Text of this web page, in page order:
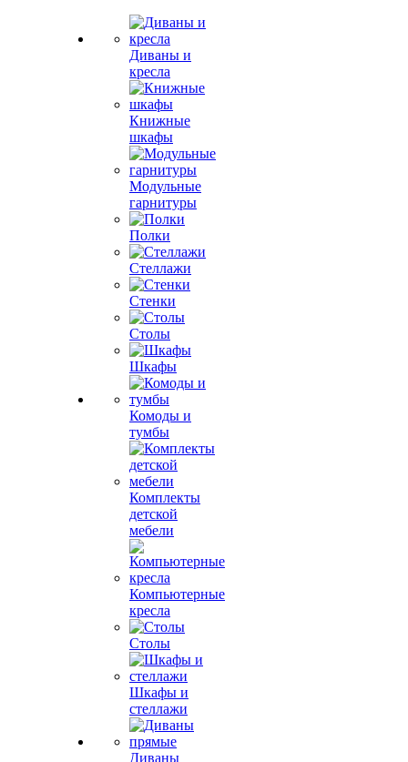
Диваны и
кресла
Книжные
шкафы
Модульные
гарнитуры
Полки
Стеллажи
Стенки
Столы
Шкафы
Комоды и
тумбы
Комплекты
детской
мебели
Компьютерные
кресла
Столы
Шкафы и
стеллажи
Диваны